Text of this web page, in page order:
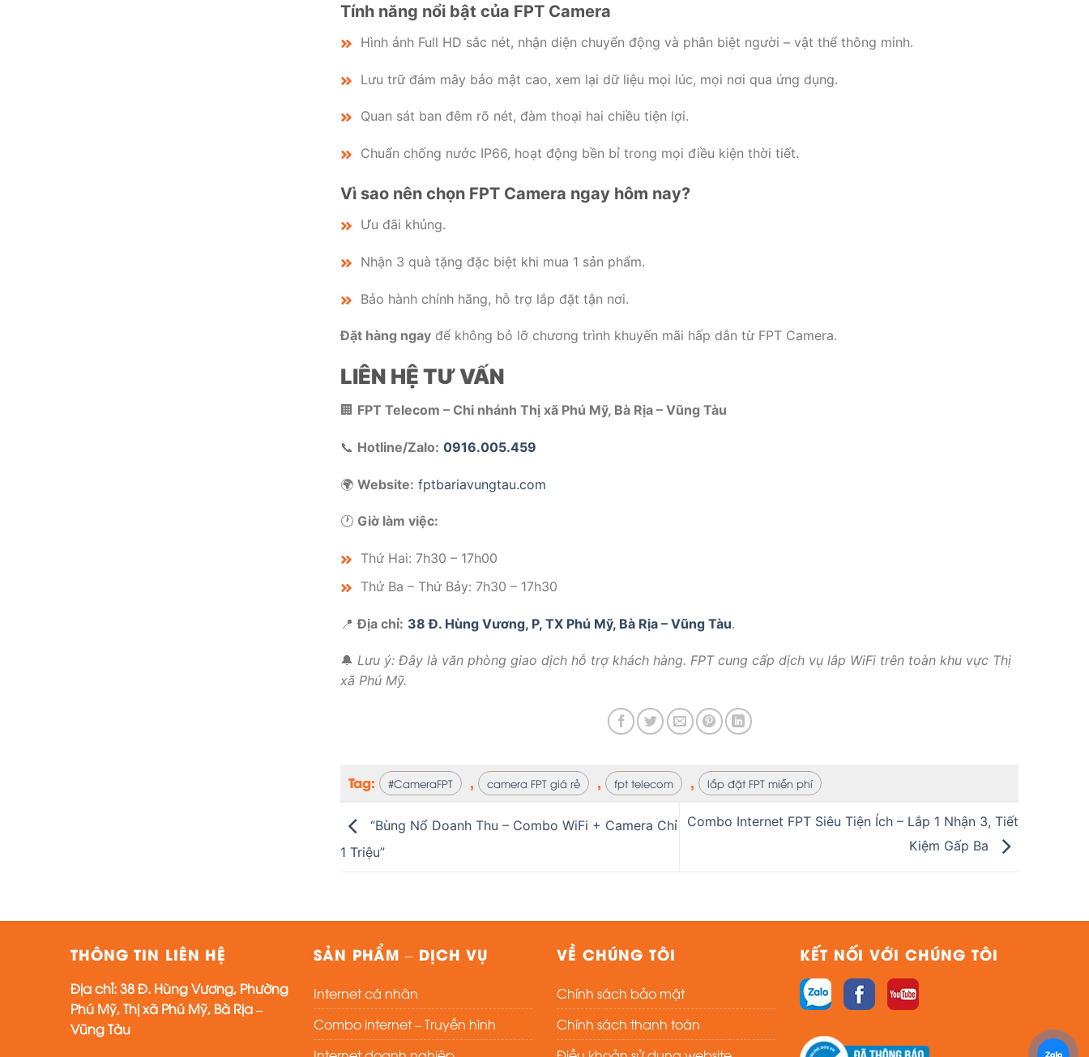
Tính năng nổi bật của FPT Camera
Hình ảnh Full HD sắc nét, nhận diện chuyển động và phân biệt người – vật thể thông minh.
Lưu trữ đám mây bảo mật cao, xem lại dữ liệu mọi lúc, mọi nơi qua ứng dụng.
Quan sát ban đêm rõ nét, đàm thoại hai chiều tiện lợi.
Chuẩn chống nước IP66, hoạt động bền bỉ trong mọi điều kiện thời tiết.
Vì sao nên chọn FPT Camera ngay hôm nay?
Ưu đãi khủng.
Nhận 3 quà tặng đặc biệt khi mua 1 sản phẩm.
Bảo hành chính hãng, hỗ trợ lắp đặt tận nơi.
Đặt hàng ngayđể không bỏ lỡ chương trình khuyến mãi hấp dẫn từ FPT Camera.
LIÊN HỆ TƯ VẤN
🏢 FPT Telecom – Chi nhánh Thị xã Phú Mỹ, Bà Rịa – Vũng Tàu
📞 Hotline/Zalo: 0916.005.459
🌍 Website: fptbariavungtau.com
🕐 Giờ làm việc:
Thứ Hai: 7h30 – 17h00
Thứ Ba – Thứ Bảy: 7h30 – 17h30
📍Địa chỉ: 38 Đ. Hùng Vương, P, TX Phú Mỹ, Bà Rịa – Vũng Tàu.
🔔 Lưu ý: Đây là văn phòng giao dịch hỗ trợ khách hàng. FPT cung cấp dịch vụ lắp WiFi trên toàn khu vực Thị
xã Phú Mỹ.
Tag: #CameraFPT , camera FPT giá rẻ , fpt telecom , lắp đặt FPT miễn phí
“Bùng Nổ Doanh Thu – Combo WiFi + Camera Chỉ
1 Triệu”
Combo Internet FPT Siêu Tiện Ích – Lắp 1 Nhận 3, Tiết
Kiệm Gấp Ba
THÔNG TIN LIÊN HỆ
Địa chỉ:38 Đ. Hùng Vương, Phường
Phú Mỹ, Thị xã Phú Mỹ, Bà Rịa –
Vũng Tàu
SẢN PHẨM – DỊCH VỤ
Internet cá nhân
Combo internet – Truyền hình
VỀ CHÚNG TÔI
Chính sách bảo mật
Chính sách thanh toán
KẾT NỐI VỚI CHÚNG TÔI